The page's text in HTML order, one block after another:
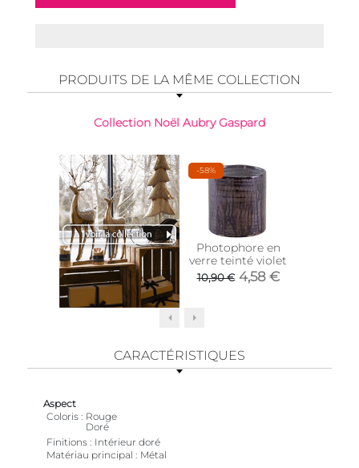
PRODUITS DE LA MÊME COLLECTION
Collection Noël Aubry Gaspard
-58%
Photophore en
verre teinté violet
10,90 € 4,58 €
CARACTÉRISTIQUES
Aspect
Coloris
Rouge
Doré
Finitions
Intérieur doré
Matériau principal
Métal